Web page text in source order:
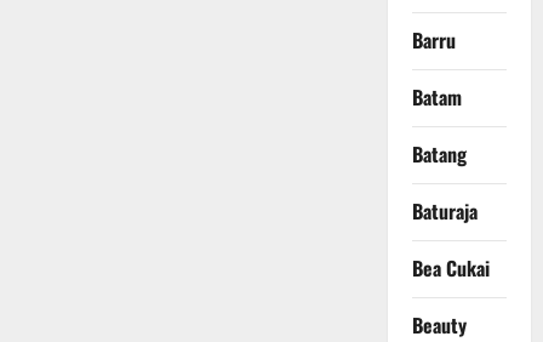
Barru
Batam
Batang
Baturaja
Bea Cukai
Beauty